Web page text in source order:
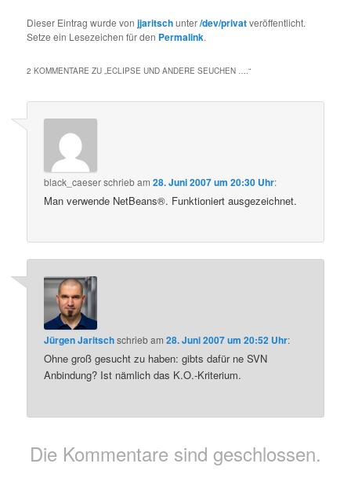
Dieser Eintrag wurde vonjjaritschunter/dev/privatveröffentlicht.
Setze ein Lesezeichen für den Permalink.
2 KOMMENTARE ZU „ ECLIPSE UND ANDERE SEUCHEN ….“
black_caeserschriebam28. Juni 2007 um 20:30 Uhr:
Man verwende NetBeans®. Funktioniert ausgezeichnet.
Jürgen Jaritschschriebam28. Juni 2007 um 20:52 Uhr:
Ohne groß gesucht zu haben: gibts dafür ne SVN
Anbindung? Ist nämlich das K.O.-Kriterium.
Die Kommentare sind geschlossen.